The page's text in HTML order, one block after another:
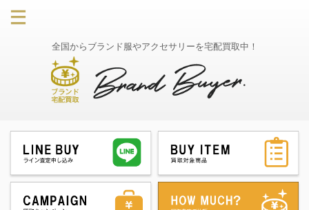
全国からブランド服やアクセサリーを宅配買取中！